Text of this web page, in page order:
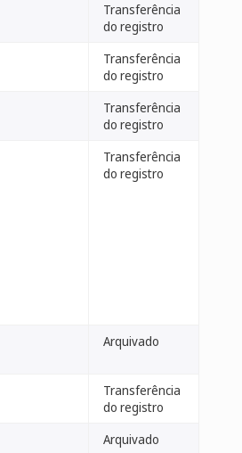
Transferência
do registro
Transferência
do registro
Transferência
do registro
Transferência
do registro
Arquivado
Transferência
do registro
Arquivado